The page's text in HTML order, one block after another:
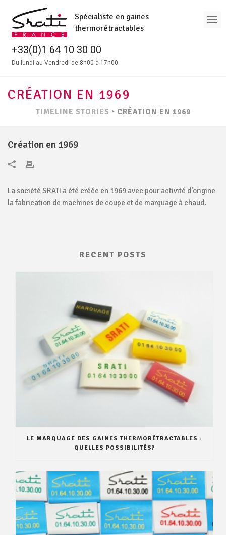
Spécialiste en gaines
thermorétractables
+33(0)1 64 10 30 00
Du lundi au Vendredi de 8h00 à 17h00
CRÉATION EN 1969
TIMELINE STORIES ‣ CRÉATION EN 1969
Création en 1969
La société SRATI a été créée en 1969 avec pour activité d’origine
la fabrication de machines de coupe et de marquage à chaud.
RECENT POSTS
LE MARQUAGE DES GAINES THERMORÉTRACTABLES :
QUELLES POSSIBILITÉS?